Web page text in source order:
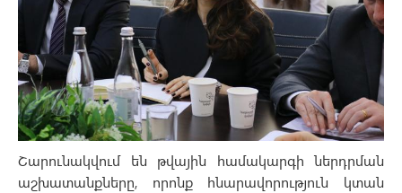
Շարունակվում են թվային համակարգի ներդրման
աշխատանքները, որոնք հնարավորություն կտան